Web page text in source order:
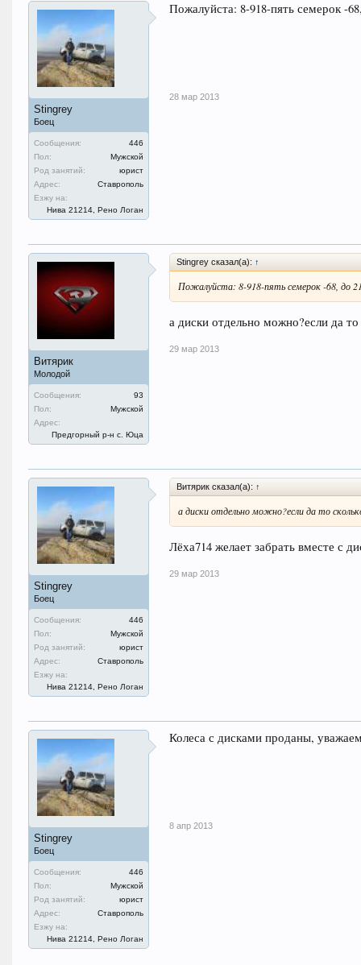
Stingrey
Боец
Сообщения:
446
Пол:
Мужской
Род занятий:
юрист
Адрес:
Ставрополь
Езжу на:
Нива 21214, Рено Логан
Пожалуйста: 8-918-пять семерок -
28 мар 2013
Витярик
Молодой
Сообщения:
93
Пол:
Мужской
Адрес:
Предгорный р-н с. Юца
Stingrey сказал(а): ↑
Пожалуйста: 8-918-пять семерок -68, до
а диски отдельно можно?если да то
29 мар 2013
Stingrey
Боец
Сообщения:
446
Пол:
Мужской
Род занятий:
юрист
Адрес:
Ставрополь
Езжу на:
Нива 21214, Рено Логан
Витярик сказал(а): ↑
а диски отдельно можно?если да то
Лёха714 желает забрать вместе с
29 мар 2013
Stingrey
Боец
Сообщения:
446
Пол:
Мужской
Род занятий:
юрист
Адрес:
Ставрополь
Езжу на:
Нива 21214, Рено Логан
Колеса с дисками проданы,
8 апр 2013